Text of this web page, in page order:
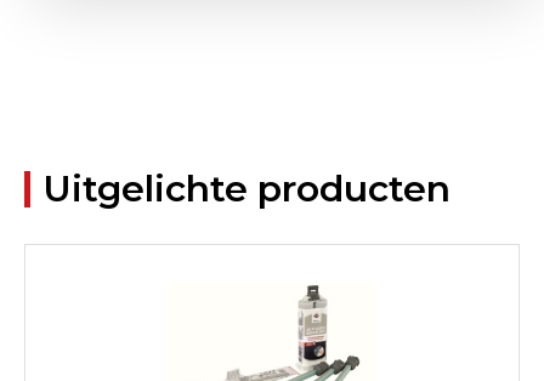
Uitgelichte producten